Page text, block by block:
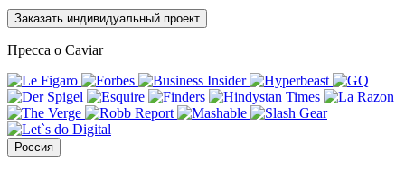
Заказать индивидуальный проект
Пресса о Caviar
Россия